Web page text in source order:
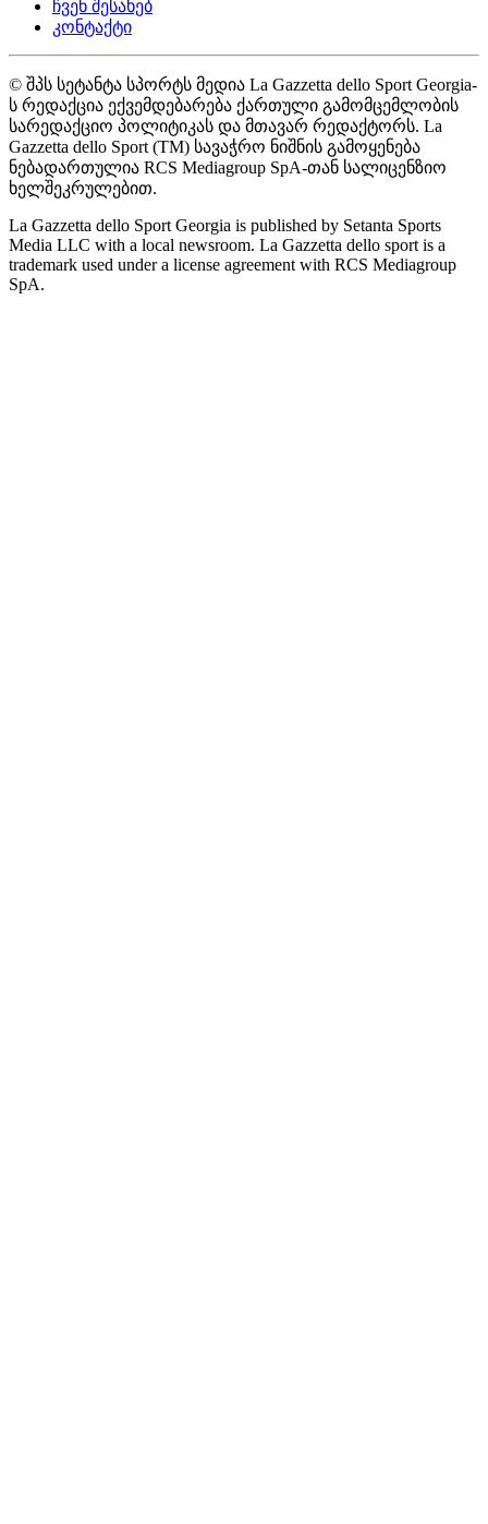
ჩვენ შესახებ
კონტაქტი
© შპს სეტანტა სპორტს მედია La Gazzetta dello Sport Georgia-
ს რედაქცია ექვემდებარება ქართული გამომცემლობის
სარედაქციო პოლიტიკას და მთავარ რედაქტორს. La
Gazzetta dello Sport (TM) სავაჭრო ნიშნის გამოყენება
ნებადართულია RCS Mediagroup SpA-თან სალიცენზიო
ხელშეკრულებით.
La Gazzetta dello Sport Georgia is published by Setanta Sports
Media LLC with a local newsroom. La Gazzetta dello sport is a
trademark used under a license agreement with RCS Mediagroup
SpA.